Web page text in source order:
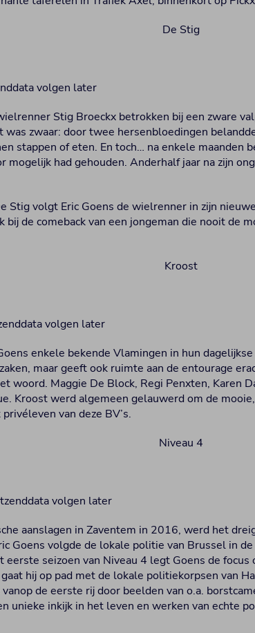
volgen later
Stig Broeckx betrokken bij een zware
was zwaar: door twee hersenbloedingen
stappen of eten. En toch… na enkele maanden
mogelijk had gehouden. Anderhalf jaar na zijn
Stig volgt Eric Goens de wielrenner in zijn
bij de comeback van een jongeman die nooit de
volgen later
enkele bekende Vlamingen in hun
maar geeft ook ruimte aan de entourage
woord. Maggie De Block, Regi Penxten, Karen
Kroost werd algemeen gelauwerd om de
van deze BV’s.
volgen later
aanslagen in Zaventem in 2016, werd het
Goens volgde de lokale politie van Brussel in
eerste seizoen van Niveau 4 legt Goens de
hij op pad met de lokale politiekorpsen van
de eerste rij door beelden van o.a.
unieke inkijk in het leven en werken van echte